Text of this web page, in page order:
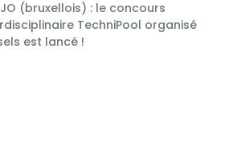
(bruxellois) : le concours
TechniPool organisé
est lancé !